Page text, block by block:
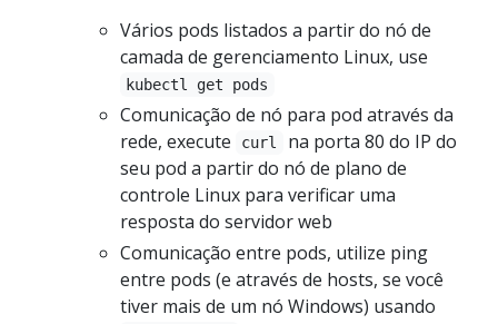
Vários pods listados a partir do nó de
camada de gerenciamento Linux, use
kubectl get pods
Comunicação de nó para pod através da
rede, execute
curl
na porta 80 do IP do
seu pod a partir do nó de plano de
controle Linux para verificar uma
resposta do servidor web
Comunicação entre pods, utilize ping
entre pods (e através de hosts, se você
tiver mais de um nó Windows) usando